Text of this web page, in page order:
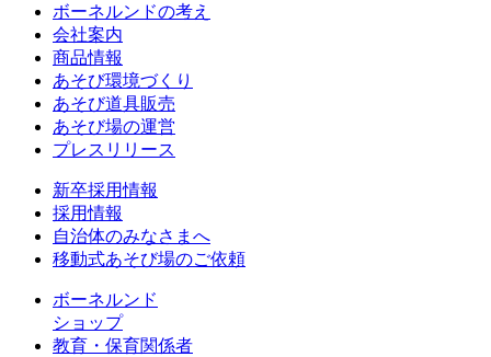
ボーネルンドの考え
会社案内
商品情報
あそび環境づくり
あそび道具販売
あそび場の運営
プレスリリース
新卒採用情報
採用情報
自治体のみなさまへ
移動式あそび場のご依頼
ボーネルンド
ショップ
教育・保育関係者